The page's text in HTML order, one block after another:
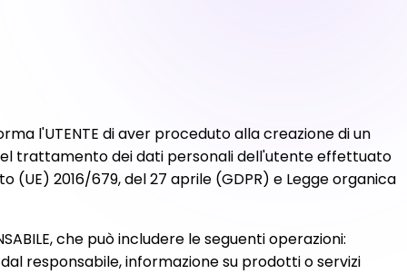
l'UTENTE di aver proceduto alla creazione di un
trattamento dei dati personali dell'utente effettuato
2016/679, del 27 aprile (GDPR) e Legge organica
che può includere le seguenti operazioni:
responsabile, informazione su prodotti o servizi